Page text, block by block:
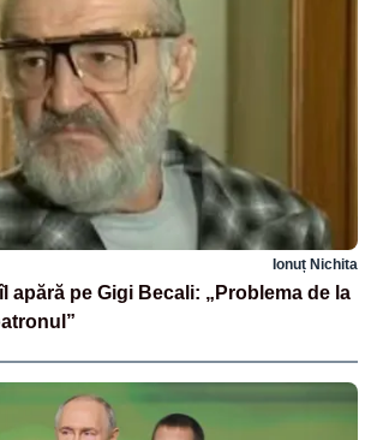
Ionuț Nichita
apără pe Gigi Becali: „Problema de la